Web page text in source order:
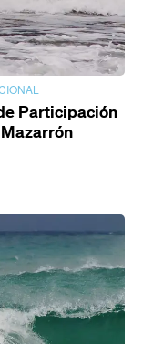
Participación